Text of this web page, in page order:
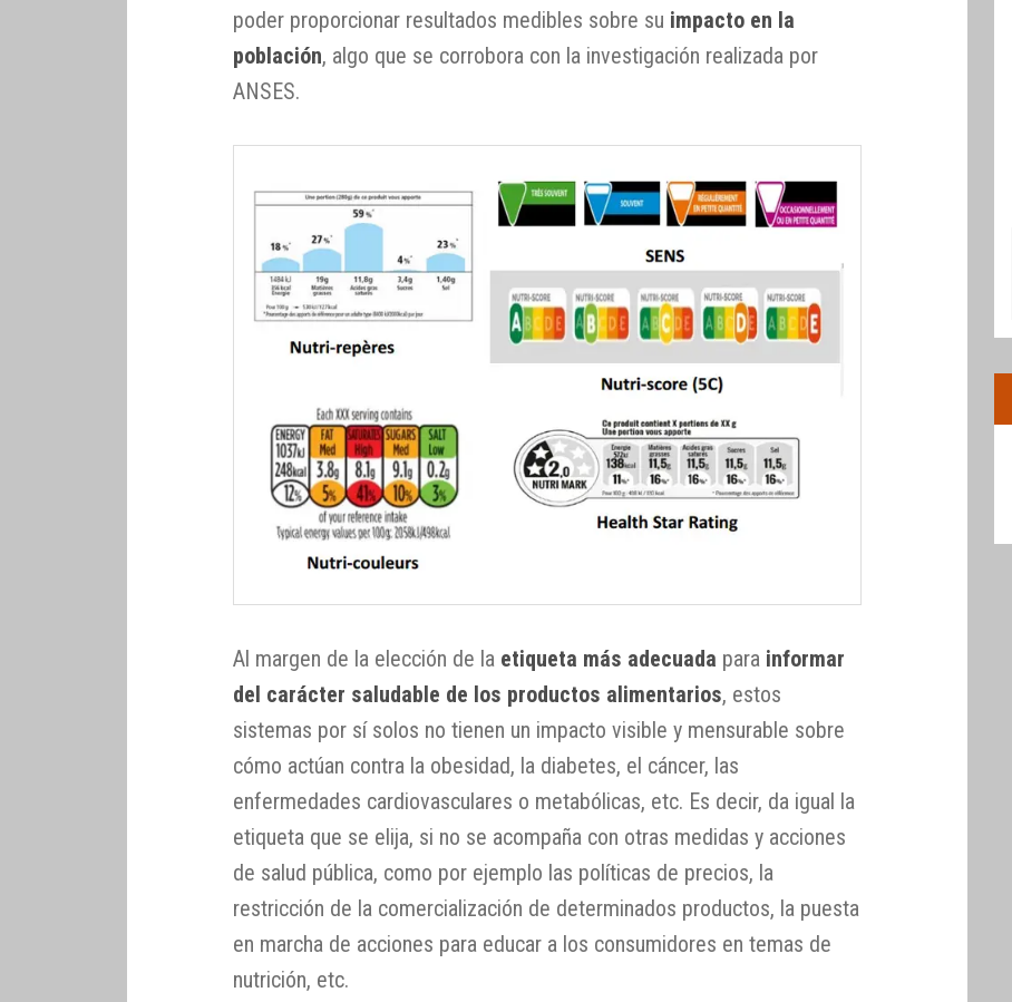
poder proporcionar resultados medibles sobre su impacto en la
población, algo que se corrobora con la investigación realizada por
ANSES.
Al margen de la elección de la etiqueta más adecuada para informar
del carácter saludable de los productos alimentarios, estos
sistemas por sí solos no tienen un impacto visible y mensurable sobre
cómo actúan contra la obesidad, la diabetes, el cáncer, las
enfermedades cardiovasculares o metabólicas, etc. Es decir, da igual la
etiqueta que se elija, si no se acompaña con otras medidas y acciones
de salud pública, como por ejemplo las políticas de precios, la
restricción de la comercialización de determinados productos, la puesta
en marcha de acciones para educar a los consumidores en temas de
nutrición, etc.